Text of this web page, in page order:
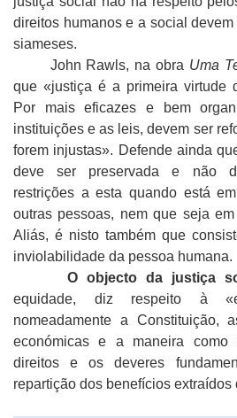
direitos humanos e a social
siameses.
John Rawls, na obra Uma
que «justiça é a primeira virtude
Por mais eficazes e bem
instituições e as leis, devem ser
forem injustas». Defende ainda
deve ser preservada e não
restrições a esta quando está
outras pessoas, nem que seja
Aliás, é nisto também que
inviolabilidade da pessoa humana.
O objecto da justiça
equidade, diz respeito à
nomeadamente a Constituição,
económicas e a maneira como
direitos e os deveres
repartição dos benefícios